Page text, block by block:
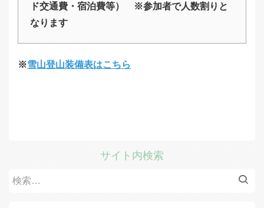
ド交通費・宿泊費等） ※参加者で人数割りと
なります
※雪山登山装備表はこちら
サイト内検索
検